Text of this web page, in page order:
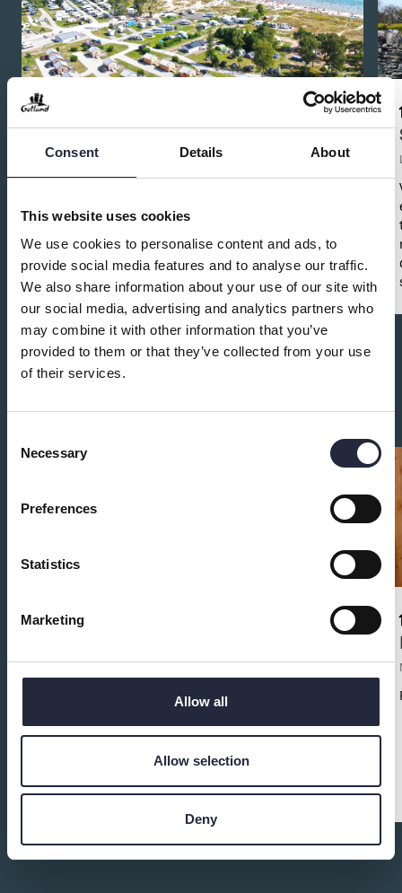
Consent Details About
This website uses cookies
We use cookies to personalise content and ads, to
provide social media features and to analyse our traffic.
We also share information about your use of our site with
our social media, advertising and analytics partners who
may combine it with other information that you’ve
provided to them or that they’ve collected from your use
of their services.
Selection
Necessary
Preferences
Statistics
Marketing
Allow all
Allow selection
Deny
Stugor och Stugbyar
Bergmancenter är ett kulturcentrum med
uppmärksammar och lyfter fram en av Sveriges och
värd för filmfestivalen Bergmanveckan.